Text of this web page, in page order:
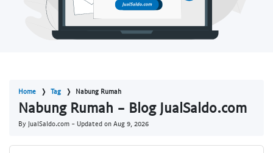
Home Tag Nabung Rumah
Nabung Rumah - Blog JualSaldo.com
By JualSaldo.com - Updated on Aug 9, 2026